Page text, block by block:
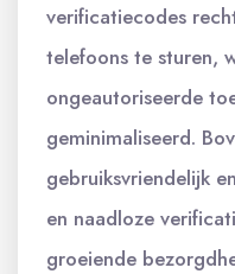
verificatiecodes
telefoons te sturen,
ongeautoriseerde
geminimaliseerd.
gebruiksvriendelijk
en naadloze
groeiende